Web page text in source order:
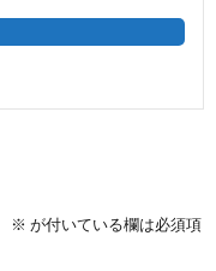
※ が付いている欄は必須項